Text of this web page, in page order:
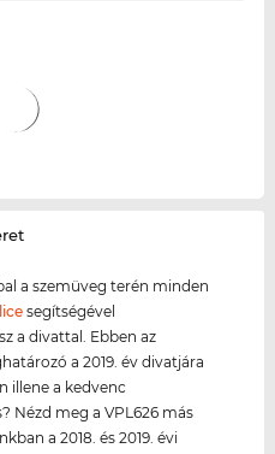
a szemüveg terén minden
segítségével
a divattal. Ebben az
a 2019. év divatjára
illene a kedvenc
Nézd meg a VPL626 más
a 2018. és 2019. évi